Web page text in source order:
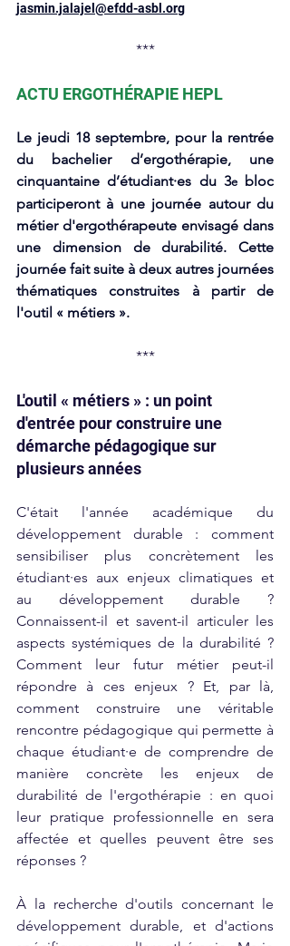
jasmin.jalajel@efdd-asbl.org
***
ACTU ERGOTHÉRAPIE HEPL
Le jeudi 18 septembre, pour la rentrée
du bachelier d’ergothérapie, une
cinquantaine d’étudiant·es du 3e bloc
participeront à une journée autour du
métier d'ergothérapeute envisagé dans
une dimension de durabilité. Cette
journée fait suite à deux autres journées
thématiques construites à partir de
l'outil « métiers ».
***
L'outil « métiers » : un point
d'entrée pour construire une
démarche pédagogique sur
plusieurs années
C'était l'année académique du
développement durable : comment
sensibiliser plus concrètement les
étudiant·es aux enjeux climatiques et
au développement durable ?
Connaissent-il et savent-il articuler les
aspects systémiques de la durabilité ?
Comment leur futur métier peut-il
répondre à ces enjeux ? Et, par là,
comment construire une véritable
rencontre pédagogique qui permette à
chaque étudiant·e de comprendre de
manière concrète les enjeux de
durabilité de l'ergothérapie : en quoi
leur pratique professionnelle en sera
affectée et quelles peuvent être ses
réponses ?
À la recherche d'outils concernant le
développement durable, et d'actions